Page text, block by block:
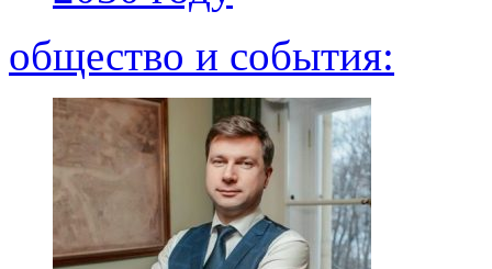
общество и события: